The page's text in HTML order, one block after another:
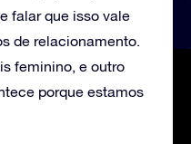
falar que isso vale
de relacionamento.
feminino, e outro
porque estamos